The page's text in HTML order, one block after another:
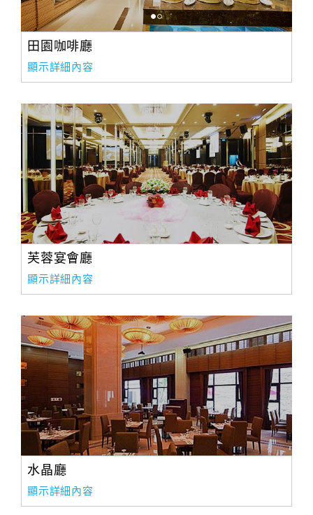
田園咖啡廳
顯示詳細內容
芙蓉宴會廳
顯示詳細內容
水晶廳
顯示詳細內容